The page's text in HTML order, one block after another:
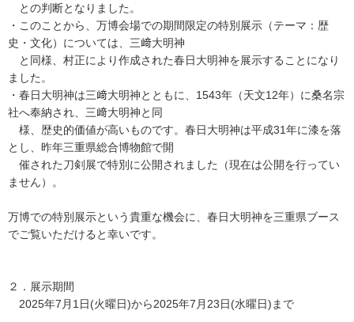
との判断となりました。
・このことから、万博会場での期間限定の特別展示（テーマ：歴
史・文化）については、三﨑大明神
と同様、村正により作成された春日大明神を展示することになり
ました。
・春日大明神は三﨑大明神とともに、1543年（天文12年）に桑名宗
社へ奉納され、三﨑大明神と同
様、歴史的価値が高いものです。春日大明神は平成31年に漆を落
とし、昨年三重県総合博物館で開
催された刀剣展で特別に公開されました（現在は公開を行ってい
ません）。
万博での特別展示という貴重な機会に、春日大明神を三重県ブース
でご覧いただけると幸いです。
２．展示期間
2025年7月1日(火曜日)から2025年7月23日(水曜日)まで